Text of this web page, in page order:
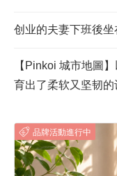
创业的夫妻下班後
【Pinkoi 城市地圖
育出了柔软又坚韧的